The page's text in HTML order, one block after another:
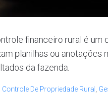
financeiro rural é
planilhas ou anotações
da fazenda.
Controle De Propriedade Rural